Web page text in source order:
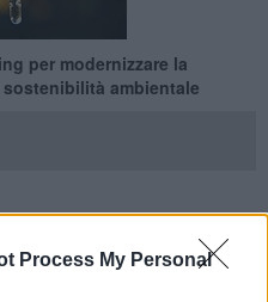
Process My Personal
per modernizzare la
ambientale
la gestione dei propri
che ha attivato la piattaforma
in collaborazione con